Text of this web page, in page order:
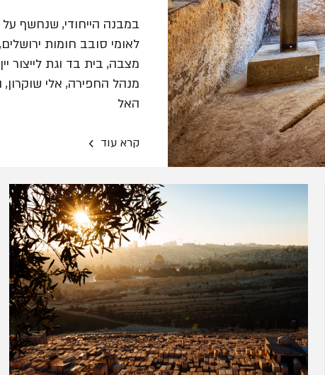
במבנה הייחודי, שנחשף על
לאומי סובב חומות
מצבה, בית בד וגת
מנהל החפירה, אלי
האל
קרא עוד ›